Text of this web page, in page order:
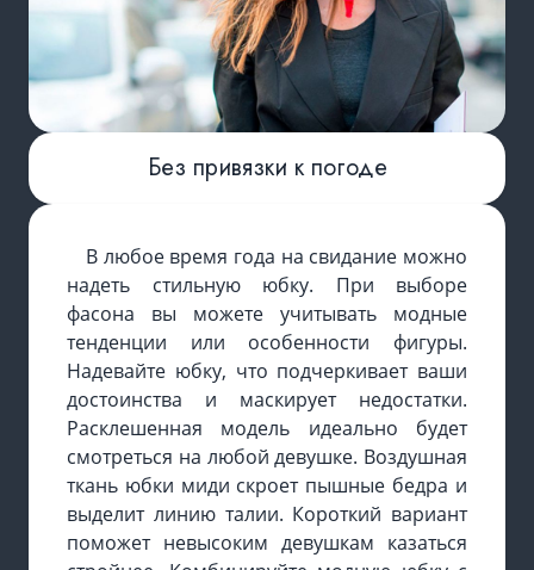
Без привязки к погоде
В любое время года на свидание можно
надеть стильную юбку. При выборе
фасона вы можете учитывать модные
тенденции или особенности фигуры.
Надевайте юбку, что подчеркивает ваши
достоинства и маскирует недостатки.
Расклешенная модель идеально будет
смотреться на любой девушке. Воздушная
ткань юбки миди скроет пышные бедра и
выделит линию талии. Короткий вариант
поможет невысоким девушкам казаться